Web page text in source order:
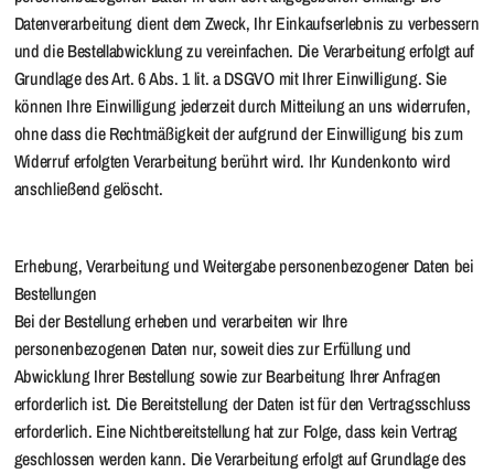
Datenverarbeitung dient dem Zweck, Ihr Einkaufserlebnis zu verbessern
und die Bestellabwicklung zu vereinfachen. Die Verarbeitung erfolgt auf
Grundlage des Art. 6 Abs. 1 lit. a DSGVO mit Ihrer Einwilligung. Sie
können Ihre Einwilligung jederzeit durch Mitteilung an uns widerrufen,
ohne dass die Rechtmäßigkeit der aufgrund der Einwilligung bis zum
Widerruf erfolgten Verarbeitung berührt wird. Ihr Kundenkonto wird
anschließend gelöscht.
Erhebung, Verarbeitung und Weitergabe personenbezogener Daten bei
Bestellungen
Bei der Bestellung erheben und verarbeiten wir Ihre
personenbezogenen Daten nur, soweit dies zur Erfüllung und
Abwicklung Ihrer Bestellung sowie zur Bearbeitung Ihrer Anfragen
erforderlich ist. Die Bereitstellung der Daten ist für den Vertragsschluss
erforderlich. Eine Nichtbereitstellung hat zur Folge, dass kein Vertrag
geschlossen werden kann. Die Verarbeitung erfolgt auf Grundlage des